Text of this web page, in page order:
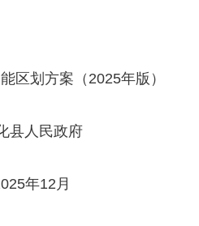
划方案（2025年版）
人民政府
年12月